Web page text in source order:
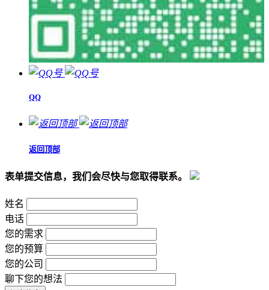
QQ
返回顶部
表单提交信息，我们会尽快与您取得联系。
姓名
电话
您的需求
您的预算
您的公司
聊下您的想法